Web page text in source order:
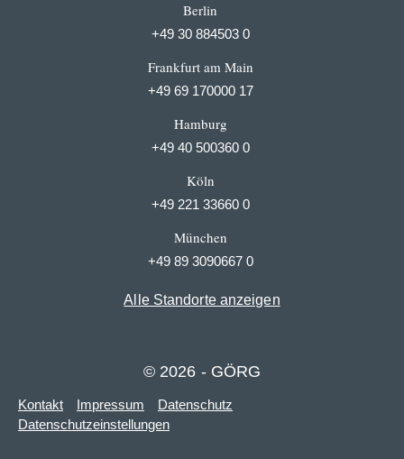
Berlin
+49 30 884503 0
Frankfurt am Main
+49 69 170000 17
Hamburg
+49 40 500360 0
Köln
+49 221 33660 0
München
+49 89 3090667 0
Alle Standorte anzeigen
© 2026 - GÖRG
Kontakt Impressum
Datenschutz
Datenschutzeinstellungen